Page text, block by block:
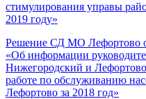
стимулирования управы
2019 году»
Решение СД МО Лефортово
«Об информации
Нижегородский и
работе по обслуживанию
Лефортово за 2018 год»